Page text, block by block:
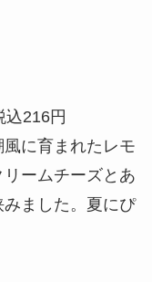
込216円
に育まれたレモ
ームチーズとあ
ました。夏にぴ